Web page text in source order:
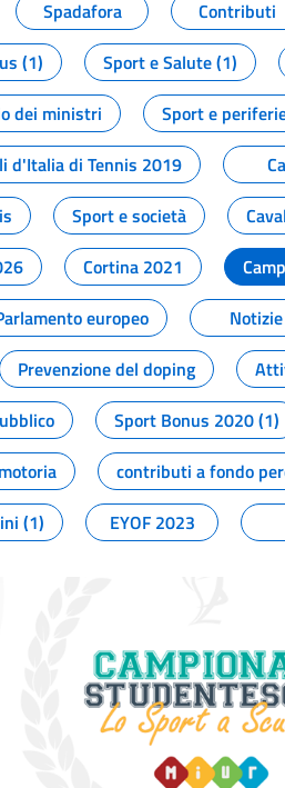
Spadafora Contributi
(1) Sport e Salute (1)
dei ministri Sport e
d'Italia di Tennis 2019
Sport e società
Cortina 2021
europeo Notizie
Prevenzione del doping
Sport Bonus 2020 (1)
contributi a fondo
(1) EYOF 2023